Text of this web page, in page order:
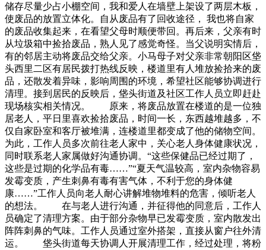
储存尽量少占小棚空间，我和爱人在墙壁上架设了两层木板，
使废品的放置立体化。自从废品有了回收途径， 我也将自家
的废品收集起来，在看望父母时顺便带回。再后来，父亲有时
从垃圾箱中捡拾废品，熟人见了感觉奇怪。当父说明实情后，
有的邻居主动将废品交给父亲。小马母子对父亲非常朝阳区垡
头西里二区有居民拨打热线反映，楼道里有人堆放捡拾来的废
品，还散发着异味，影响周围的环境，希望社区能够协调进行
清理。接到居民的反映后，垡头街道及社区工作人员立即赶赴
现场核实相关情况。 原来，将废品放置在楼道的是一位独
居老人，平日里喜欢捡拾废品，时间一长，东西越堆越多，不
仅自家卧室和客厅被堆满，连楼道里都变成了他的储物空间。
为此，工作人员多次前往老人家中，关心老人身体健康状况，
同时联系老人家属做好沟通协调。“这些保健品已经过期了，
这些是过期的化学品有毒……”“夏天气温较高，室内杂物容易
发霉变质，产生刺鼻有毒有害气体，不利于您的身体健
康……”工作人员向老人耐心讲解堆物堆料的危害，倾听老人
的想法。 在与老人进行沟通，并征得他的同意后，工作人
员确定了清理方案。由于部分杂物早已发霉变质，室内散发出
阵阵刺鼻的气味。工作人员通过室外搭架，直接从窗户往外清
运。 垡头街道每天协调人开展清理工作，经过处理，将粉